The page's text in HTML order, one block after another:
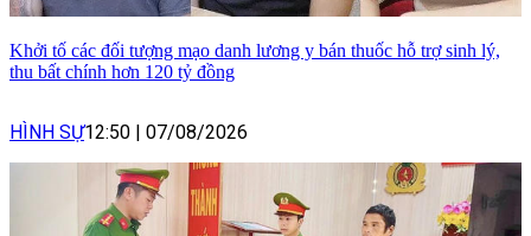
Khởi tố các đối tượng mạo danh lương y bán thuốc hỗ trợ sinh lý,
thu bất chính hơn 120 tỷ đồng
HÌNH SỰ12:50 07/08/2026